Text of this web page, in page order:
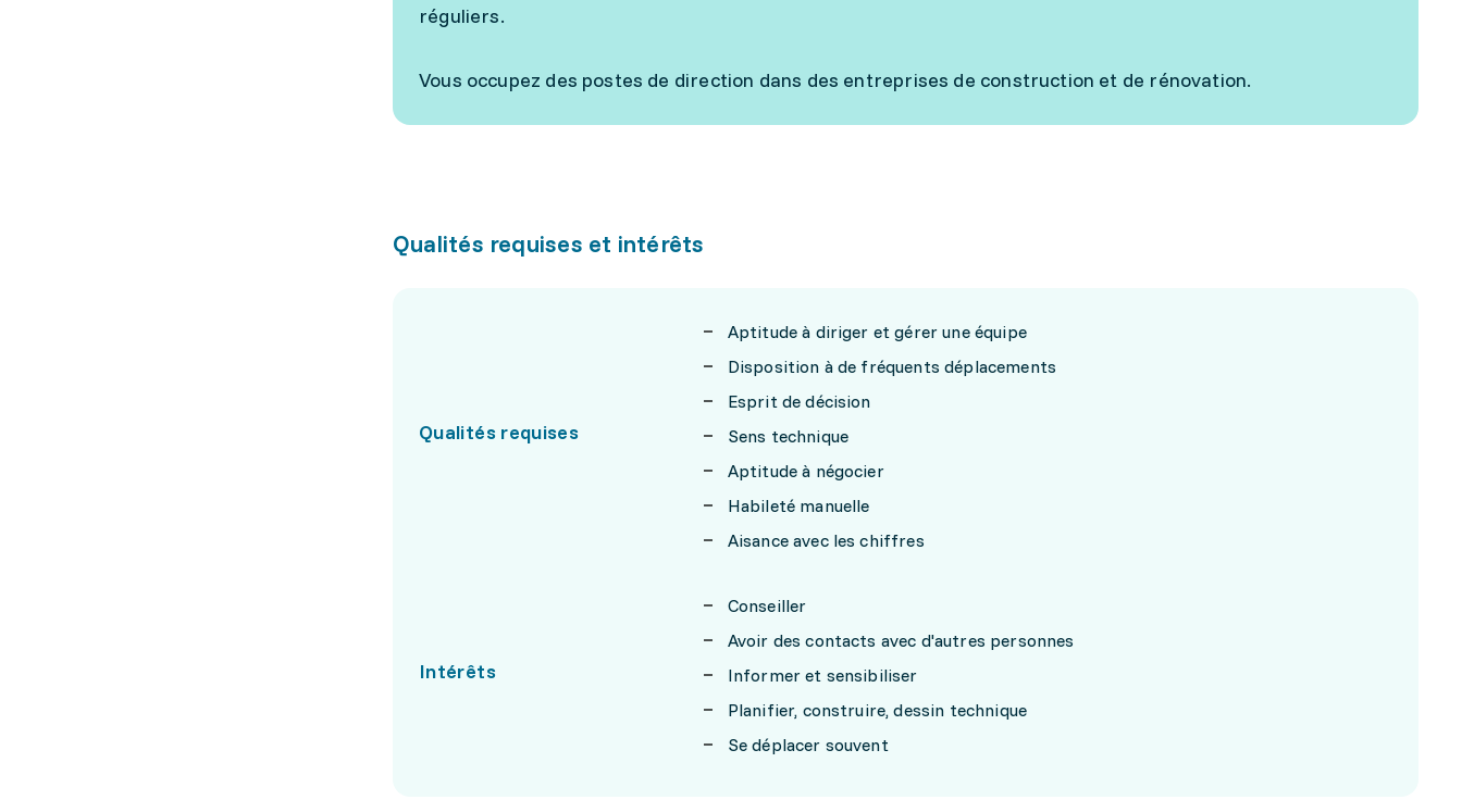
réguliers.
Vous occupez des postes de direction dans des entreprises de construction et de rénovation.
Qualités requises et intérêts
Qualités requises
Aptitude à diriger et gérer une équipe
Disposition à de fréquents déplacements
Esprit de décision
Sens technique
Aptitude à négocier
Habileté manuelle
Aisance avec les chiffres
Intérêts
Conseiller
Avoir des contacts avec d'autres personnes
Informer et sensibiliser
Planifier, construire, dessin technique
Se déplacer souvent